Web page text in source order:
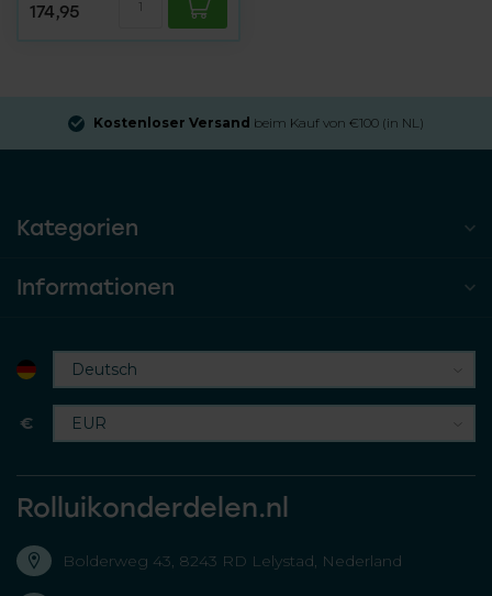
174,95
Kostenloser Versand beim Kauf von €100 (in NL)
Kategorien
Informationen
€
Rolluikonderdelen.nl
Bolderweg 43, 8243 RD Lelystad, Nederland